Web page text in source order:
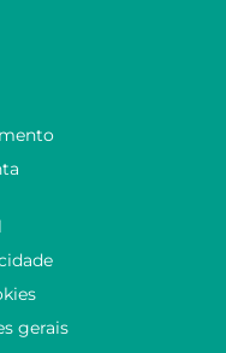
gerais